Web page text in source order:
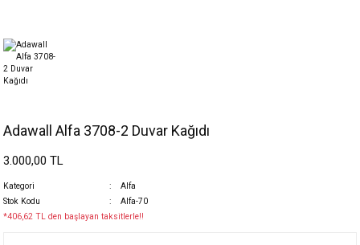
Adawall Alfa 3708-2 Duvar Kağıdı
3.000,00 TL
Kategori
Alfa
Stok Kodu
Alfa-70
*406,62 TL den başlayan taksitlerle!!